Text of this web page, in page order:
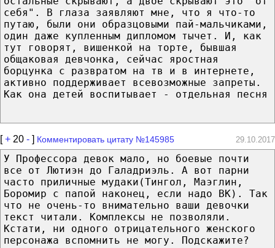
себя". В глаза заявляют мне, что я что-то
путаю, были они образцовыми пай-мальчиками,
один даже купленным дипломом тычет. И, как
тут говорят, вишенкой на торте, бывшая
общаковая девчонка, сейчас яростная
борцунка с развратом на тв и в интернете,
активно поддерживает всевозможные запреты.
Как она детей воспитывает - отдельная песня
[+ 20 - ] Комментировать цитату №145985 29.10.2017
У Профессора девок мало, но боевые почти
все от Лютиэн до Галадриэль. А вот парни
часто приличные мудаки(Тингол, Маэглин,
Боромир с папой наконец, если надо ВК). Так
что не очень-то внимательно ваши девочки
текст читали. Комплексы не позволяли.
Кстати, ни одного отрицательного женского
персонажа вспомнить не могу. Подскажите?